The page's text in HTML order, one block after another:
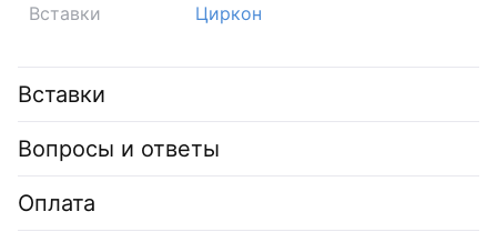
Вставки
Циркон
Вставки
Вопросы и ответы
Оплата